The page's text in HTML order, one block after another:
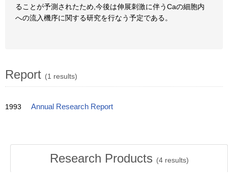
ることが予測されたため,今後は伸展刺激に伴うCaの細胞内
への流入機序に関する研究を行なう予定である。
Report (1 results)
1993 Annual Research Report
Research Products (4results)